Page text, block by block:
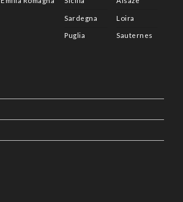
Sardegna
Puglia
Loira
Sauternes